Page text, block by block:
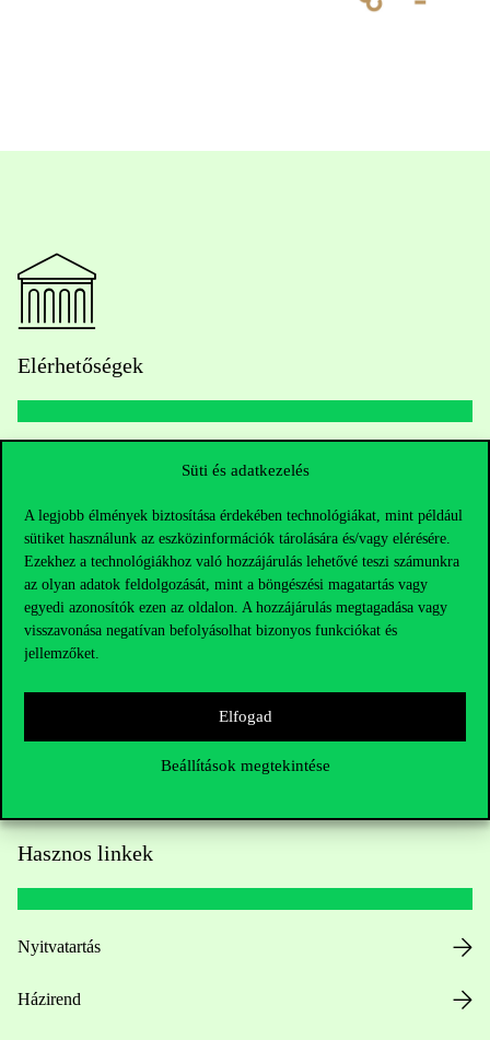
Süti és adatkezelés
A legjobb élmények biztosítása érdekében technológiákat, mint például
sütiket használunk az eszközinformációk tárolására és/vagy elérésére.
Ezekhez a technológiákhoz való hozzájárulás lehetővé teszi számunkra
az olyan adatok feldolgozását, mint a böngészési magatartás vagy
egyedi azonosítók ezen az oldalon. A hozzájárulás megtagadása vagy
visszavonása negatívan befolyásolhat bizonyos funkciókat és
jellemzőket.
Elfogad
Beállítások megtekintése
Elérhetőségek
+36 1 482 5000
Kérdésed van a felvételivel kapcsolatban?
Oktatói elérhetőségek
HUB jelenlegi hallgatóinknak
Hasznos linkek
Nyitvatartás
Házirend